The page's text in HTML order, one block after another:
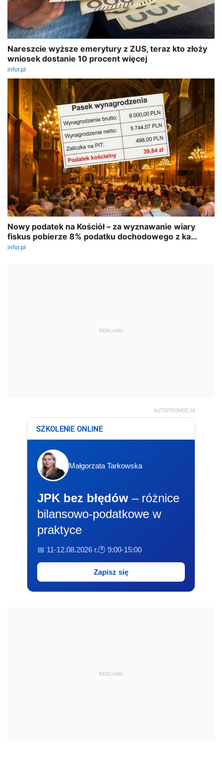
REKLAMA
AUTOPROMOCJA
SZKOLENIE ONLINE
Małgorzata Tarkowska
JPK bez błędów – różnice
bilansowo-podatkowe w
praktyce
📅 11-12.08.2026 r.🕐 9:00-15:00
Zapisz się
REKLAMA